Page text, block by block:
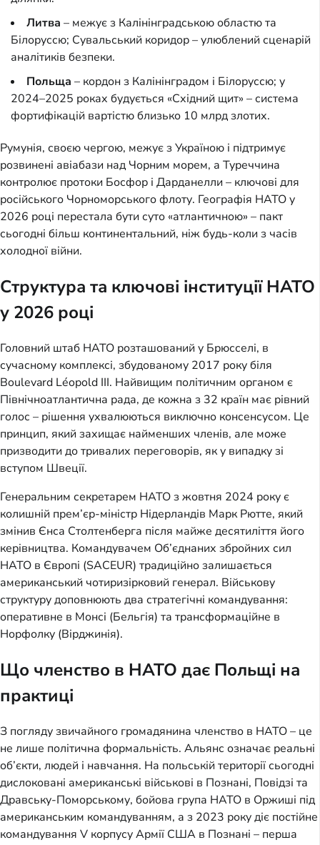
Литва – межує з Калінінградською областю та
Білоруссю; Сувальський коридор – улюблений сценарій
аналітиків безпеки.
Польща – кордон з Калінінградом і Білоруссю; у
2024–2025 роках будується «Східний щит» – система
фортифікацій вартістю близько 10 млрд злотих.
Румунія, своєю чергою, межує з Україною і підтримує
розвинені авіабази над Чорним морем, а Туреччина
контролює протоки Босфор і Дарданелли – ключові для
російського Чорноморського флоту. Географія НАТО у
2026 році перестала бути суто «атлантичною» – пакт
сьогодні більш континентальний, ніж будь-коли з часів
холодної війни.
Структура та ключові інституції НАТО
у 2026 році
Головний штаб НАТО розташований у Брюсселі, в
сучасному комплексі, збудованому 2017 року біля
Boulevard Léopold III. Найвищим політичним органом є
Північноатлантична рада, де кожна з 32 країн має рівний
голос – рішення ухвалюються виключно консенсусом. Це
принцип, який захищає найменших членів, але може
призводити до тривалих переговорів, як у випадку зі
вступом Швеції.
Генеральним секретарем НАТО з жовтня 2024 року є
колишній прем’єр-міністр Нідерландів Марк Рютте, який
змінив Єнса Столтенберга після майже десятиліття його
керівництва. Командувачем Об’єднаних збройних сил
НАТО в Європі (SACEUR) традиційно залишається
американський чотиризірковий генерал. Військову
структуру доповнюють два стратегічні командування:
оперативне в Монсі (Бельгія) та трансформаційне в
Норфолку (Вірджинія).
Що членство в НАТО дає Польщі на
практиці
З погляду звичайного громадянина членство в НАТО – це
не лише політична формальність. Альянс означає реальні
об’єкти, людей і навчання. На польській території сьогодні
дислоковані американські військові в Познані, Повідзі та
Дравську-Поморському, бойова група НАТО в Оржиші під
американським командуванням, а з 2023 року діє постійне
командування V корпусу Армії США в Познані – перша